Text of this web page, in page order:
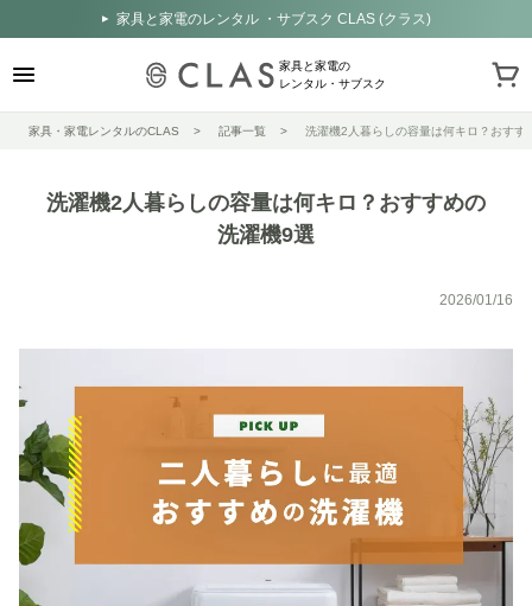
家具と家電のレンタル ・サブスク CLAS (クラス)
家具と家電の
レンタル・サブスク
家具・家電レンタルのCLAS 記事一覧 洗濯機2人暮らしの容量は何キロ？おすす
洗濯機2人暮らしの容量は何キロ？おすすめの
洗濯機9選
2026/01/16